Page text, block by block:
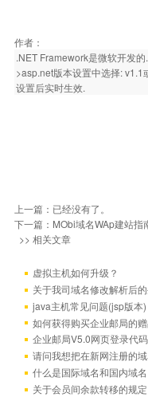
作者：
.NET Framework是微软开发
>asp.net版本设置中选择: v1.1
设置后实时生效.
上一篇：已经没有了。
下一篇： MObi域名WAp建站指
>> 相关文章
虚拟主机如何升级？
关于我司域名修改解析后
java主机常见问题(jsp版本)
如何获得购买企业邮局的
企业邮局V5.0网页登录代码
请问我想把在新网注册的
什么是国际域名和国内域
关于会员间余款转移的规定